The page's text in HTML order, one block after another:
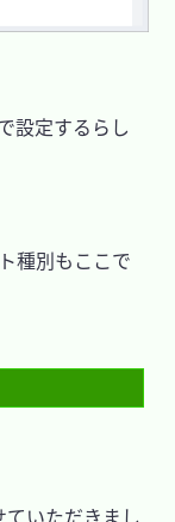
設定するらし
種別もここで